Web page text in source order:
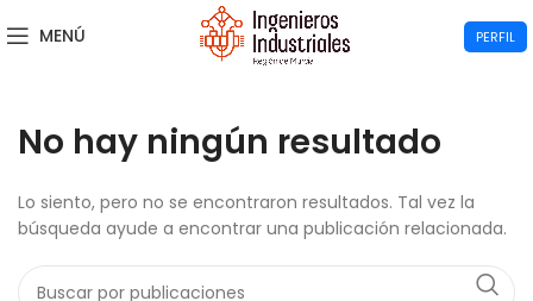
MENÚ PERFIL
No hay ningún resultado
Lo siento, pero no se encontraron resultados. Tal vez la
búsqueda ayude a encontrar una publicación relacionada.